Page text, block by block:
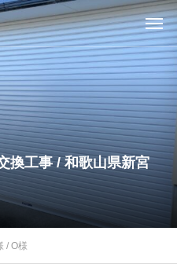
換工事 / 和歌山県新宮
/ O様